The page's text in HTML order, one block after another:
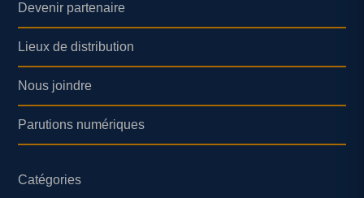
Devenir partenaire
Lieux de distribution
Nous joindre
Parutions numériques
Catégories